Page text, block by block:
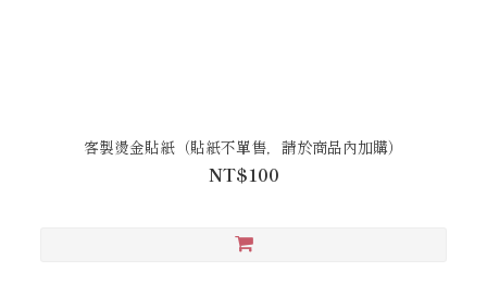
客製燙金貼紙（貼紙不單售，請於商品內加購）
NT$100